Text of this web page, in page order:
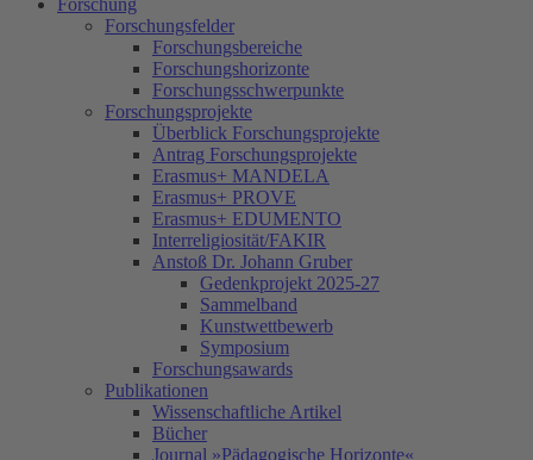
Forschung
Forschungsfelder
Forschungsbereiche
Forschungshorizonte
Forschungsschwerpunkte
Forschungsprojekte
Überblick Forschungsprojekte
Antrag Forschungsprojekte
Erasmus+ MANDELA
Erasmus+ PROVE
Erasmus+ EDUMENTO
Interreligiosität/FAKIR
Anstoß Dr. Johann Gruber
Gedenkprojekt 2025-27
Sammelband
Kunstwettbewerb
Symposium
Forschungsawards
Publikationen
Wissenschaftliche Artikel
Bücher
Journal »Pädagogische Horizonte«